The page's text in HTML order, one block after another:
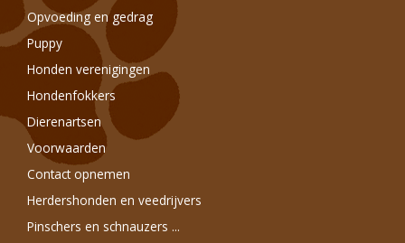
Opvoeding en gedrag
Puppy
Honden verenigingen
Hondenfokkers
Dierenartsen
Voorwaarden
Contact opnemen
Herdershonden en veedrijvers
Pinschers en schnauzers ...